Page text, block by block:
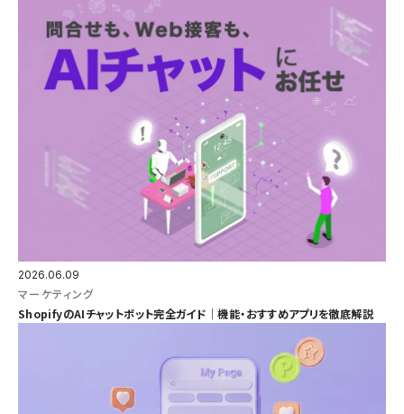
2026.06.09
マーケティング
ShopifyのAIチャットボット完全ガイド｜機能・おすすめアプリを徹底解説